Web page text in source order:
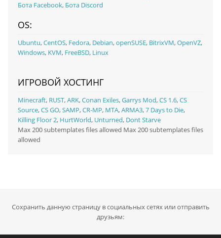
Бота Facebook, Бота Discord
OS:
Ubuntu,CentOS, Fedora, Debian,openSUSE, BitrixVM,OpenVZ,
Windows, KVM, FreeBSD, Linux
ИГРОВОЙ ХОСТИНГ
Minecraft, RUST,ARK,Conan Exiles,Garrys Mod,CS 1.6,CS
Source,CS GO,SAMP,CR-MP, MTA,ARMA3,7 Days to Die,
Killing Floor 2, HurtWorld, Unturned, Dont Starve
Max 200 subtemplates files allowed Max 200 subtemplates files
allowed
Сохранить данную страницу в социальных сетях или отправить
друзьям: